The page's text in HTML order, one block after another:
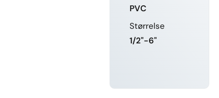
PVC
Størrelse
1/2"-6"
AT VIDE